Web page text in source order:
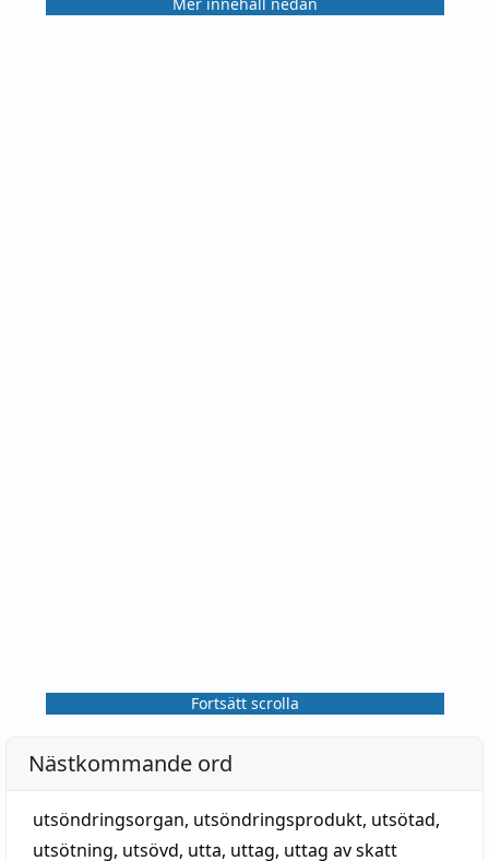
Fortsätt scrolla
Nästkommande ord
utsöndringsorgan, utsöndringsprodukt, utsötad,
utsötning, utsövd, utta, uttag, uttag av skatt